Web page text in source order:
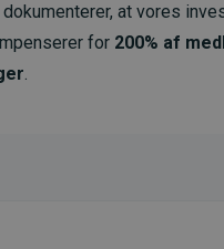
at vores
for 200% af
.